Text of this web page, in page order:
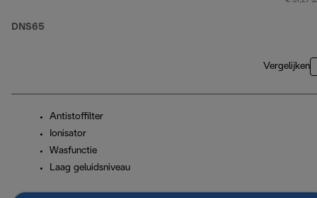
DNS65
Vergelijken
Antistoffilter
Ionisator
Wasfunctie
Laag geluidsniveau